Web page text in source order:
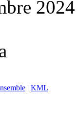
2024
| KML